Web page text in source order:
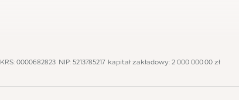
KRS: 0000682823 NIP: 5213785217 kapitał zakładowy: 2 000 000.00 zł